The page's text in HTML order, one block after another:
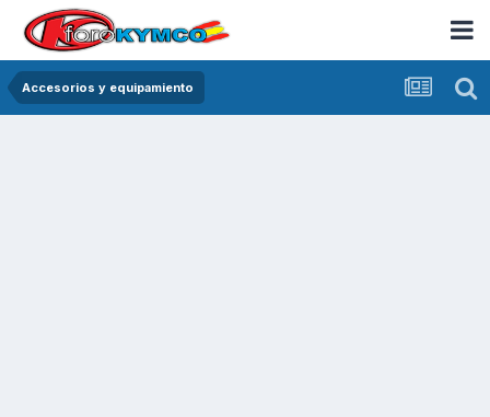
Accesorios y equipamiento